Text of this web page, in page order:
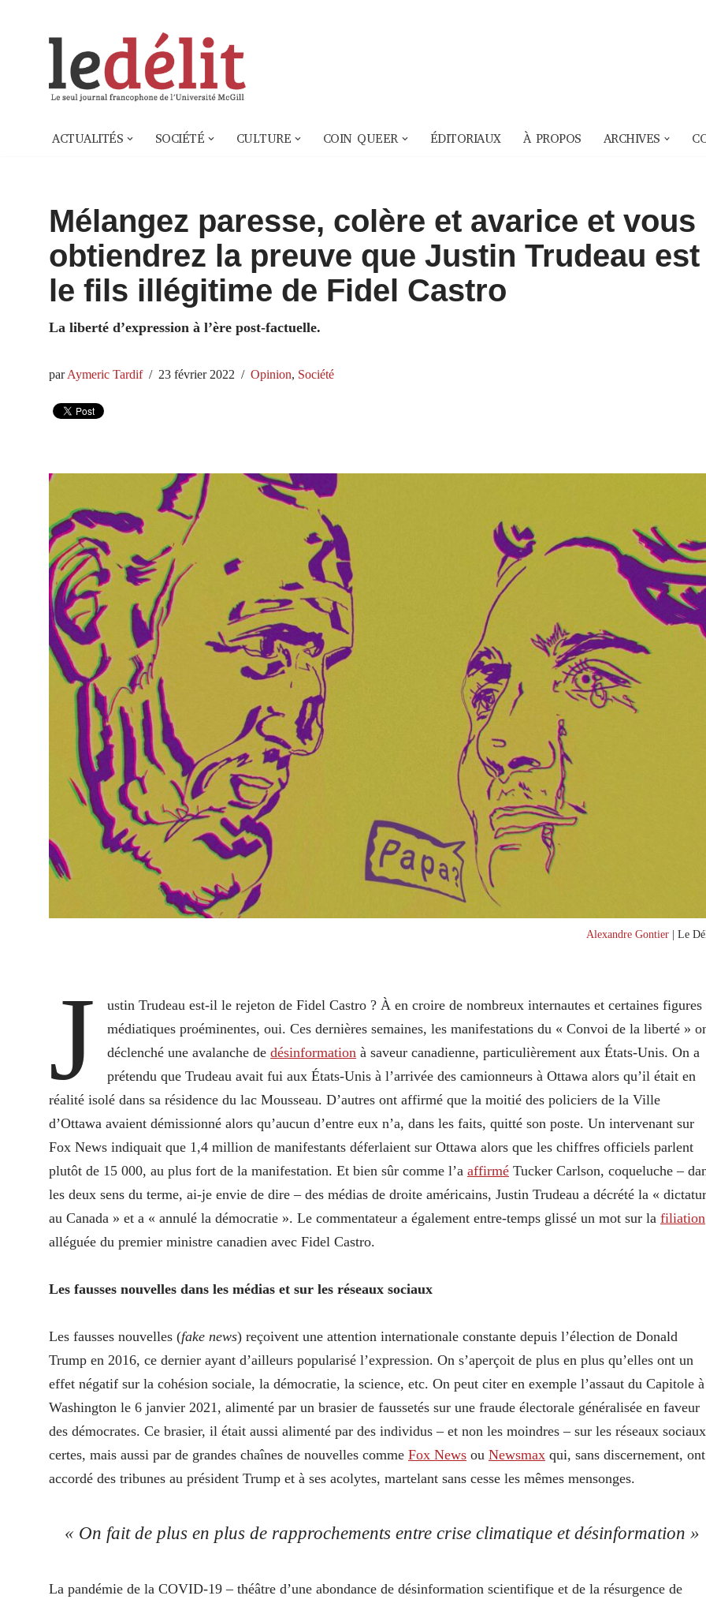
ACTUALITÉS SOCIÉTÉ CULTURE COIN QUEER ÉDITORIAUX À PROPOS ARCHIVES
Mélangez paresse, colère et avarice et vous
obtiendrez la preuve que Justin Trudeau est
le fils illégitime de Fidel Castro
La liberté d’expression à l’ère post-factuelle.
parAymeric Tardif 23 février 2022 Opinion, Société
Alexandre Gontier | Le
J
ustin Trudeau est-il le rejeton de Fidel Castro ? À en croire de nombreux internautes et certaines figures
médiatiques proéminentes, oui. Ces dernières semaines, les manifestations du « Convoi de la liberté »
déclenché une avalanche dedésinformation à saveur canadienne, particulièrement aux États-Unis. On a
prétendu que Trudeau avait fui aux États-Unis à l’arrivée des camionneurs à Ottawa alors qu’il était en
réalité isolé dans sa résidence du lac Mousseau. D’autres ont affirmé que la moitié des policiers de la Ville
d’Ottawa avaient démissionné alors qu’aucun d’entre eux n’a, dans les faits, quitté son poste. Un intervenant sur
Fox News indiquait que 1,4 million de manifestants déferlaient sur Ottawa alors que les chiffres officiels parlent
plutôt de 15 000, au plus fort de la manifestation. Et bien sûr comme l’a affirmé Tucker Carlson, coqueluche –
les deux sens du terme, ai-je envie de dire – des médias de droite américains, Justin Trudeau a décrété la «
au Canada » et a « annulé la démocratie ». Le commentateur a également entre-temps glissé un mot sur la filiation
alléguée du premier ministre canadien avec Fidel Castro.
Les fausses nouvelles dans les médias et sur les réseaux sociaux
Les fausses nouvelles (fake news) reçoivent une attention internationale constante depuis l’élection de Donald
Trump en 2016, ce dernier ayant d’ailleurs popularisé l’expression. On s’aperçoit de plus en plus qu’elles ont un
effet négatif sur la cohésion sociale, la démocratie, la science, etc. On peut citer en exemple l’assaut du Capitole à
Washington le 6 janvier 2021, alimenté par un brasier de faussetés sur une fraude électorale généralisée en faveur
des démocrates. Ce brasier, il était aussi alimenté par des individus – et non les moindres – sur les réseaux sociaux
certes, mais aussi par de grandes chaînes de nouvelles comme Fox News ou Newsmax qui, sans discernement, ont
accordé des tribunes au président Trump et à ses acolytes, martelant sans cesse les mêmes mensonges.
« On fait de plus en plus de rapprochements entre crise climatique et désinformation »
La pandémie de la COVID-19 – théâtre d’une abondance de désinformation scientifique et de la résurgence de